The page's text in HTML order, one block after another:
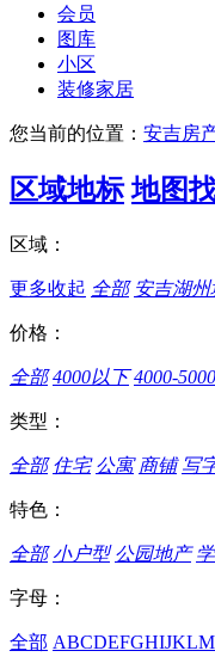
会员
图库
小区
装修家居
您当前的位置： 安吉房
区域地标 地图
区域：
更多收起 全部 安吉湖州
价格：
全部 4000以下 4000-
类型：
全部 住宅 公寓 商铺 写
特色：
全部 小户型 公园地产
字母：
全部 ABCDEFGHIJKLM